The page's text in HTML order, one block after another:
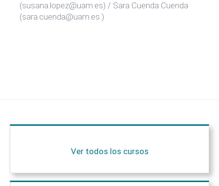
(susana.lopez@uam.es) / Sara Cuenda Cuenda
(sara.cuenda@uam.es )
Ver todos los cursos